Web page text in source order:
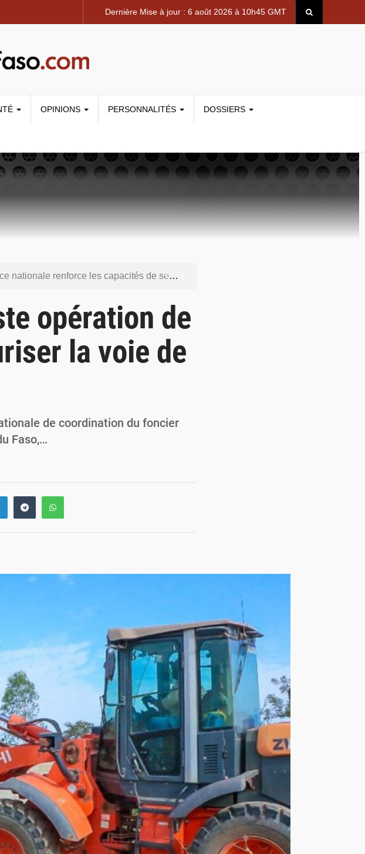
Dernière Mise à jour : 6 août 2026 à 10h45 GMT
OPINIONS PERSONNALITÉS DOSSIERS
de ses nouveaux responsables en matière de leadership et de gouvernance sécuritaire
de Montréal 2014 pour renforcer la sécurité aérienne
appelle à une mobilisation totale pour la souveraineté nationale
enregistre plus de 1 000 infractions en douze heures
opération de
la voie de
de coordination du foncier
Faso,…